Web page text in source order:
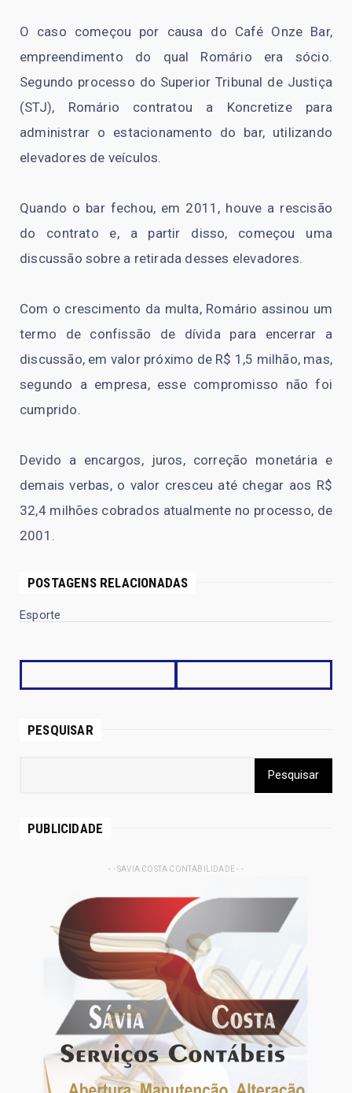
O caso começou por causa do Café Onze Bar,
empreendimento do qual Romário era sócio.
Segundo processo do Superior Tribunal de Justiça
(STJ), Romário contratou a Koncretize para
administrar o estacionamento do bar, utilizando
elevadores de veículos.
Quando o bar fechou, em 2011, houve a rescisão
do contrato e, a partir disso, começou uma
discussão sobre a retirada desses elevadores.
Com o crescimento da multa, Romário assinou um
termo de confissão de dívida para encerrar a
discussão, em valor próximo de R$ 1,5 milhão, mas,
segundo a empresa, esse compromisso não foi
cumprido.
Devido a encargos, juros, correção monetária e
demais verbas, o valor cresceu até chegar aos R$
32,4 milhões cobrados atualmente no processo, de
2001.
POSTAGENS RELACIONADAS
Esporte
PESQUISAR
PUBLICIDADE
- - SAVIA COSTA CONTABILIDADE - -